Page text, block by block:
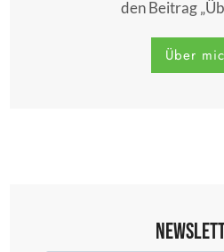
den Beitrag
Über